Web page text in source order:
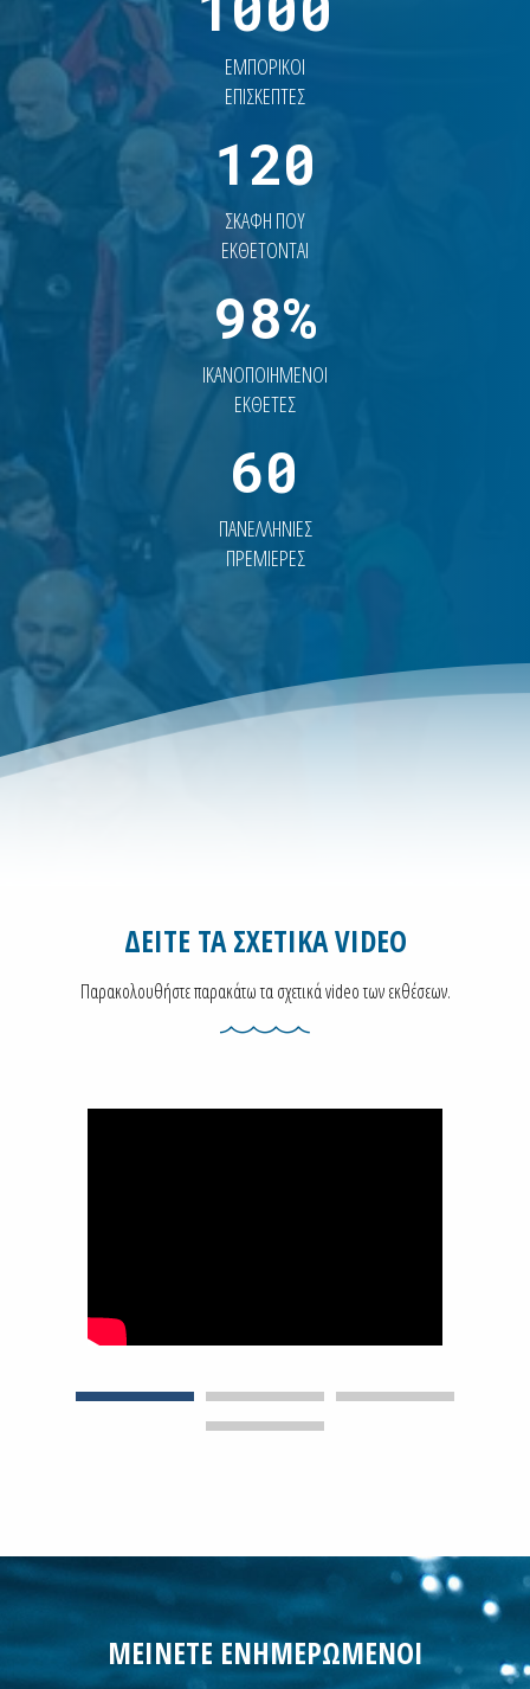
ΕΜΠΟΡΙΚΟΙ
ΕΠΙΣΚΕΠΤΕΣ
120
ΣΚΑΦΗ ΠΟΥ
ΕΚΘΕΤΟΝΤΑΙ
98%
ΙΚΑΝΟΠΟΙΗΜΕΝΟΙ
ΕΚΘΕΤΕΣ
60
ΠΑΝΕΛΛΗΝΙΕΣ
ΠΡΕΜΙΕΡΕΣ
ΔΕΙΤΕ ΤΑ ΣΧΕΤΙΚΑ VIDEO
Παρακολουθήστε παρακάτω τα σχετικά video των εκθέσεων.
ΜΕΙΝΕΤΕ ΕΝΗΜΕΡΩΜΕΝΟΙ